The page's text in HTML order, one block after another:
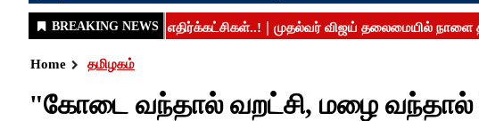
Home தமிழகம்
"கோடை வந்தால் வறட்சி, மழை